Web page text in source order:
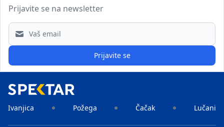
Prijavite se na newsletter
Email address
Prijavite se
Ivanjica Požega Čačak Lučani